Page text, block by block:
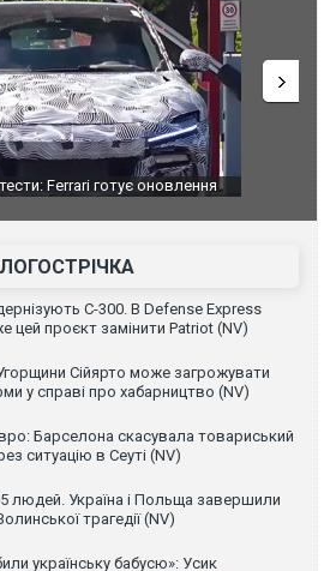
екранізації легендарного
Крауна"
С-300. В Defense Express
цей проєкт замінити Patriot (NV)
Сійярто може загрожувати
у справі про хабарництво (NV)
Барселона скасувала товариський
ситуацію в Сеуті (NV)
людей. Україна і Польща завершили
трагедії (NV)
українську бабусю»: Усик